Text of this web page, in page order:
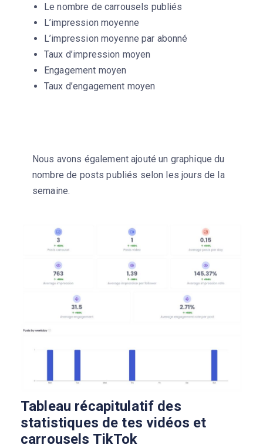
Le nombre de carrousels publiés
L’impression moyenne
L’impression moyenne par abonné
Taux d’impression moyen
Engagement moyen
Taux d’engagement moyen
Nous avons également ajouté un graphique du
nombre de posts publiés selon les jours de la
semaine.
Tableau récapitulatif des
statistiques de tes vidéos et
carrousels TikTok